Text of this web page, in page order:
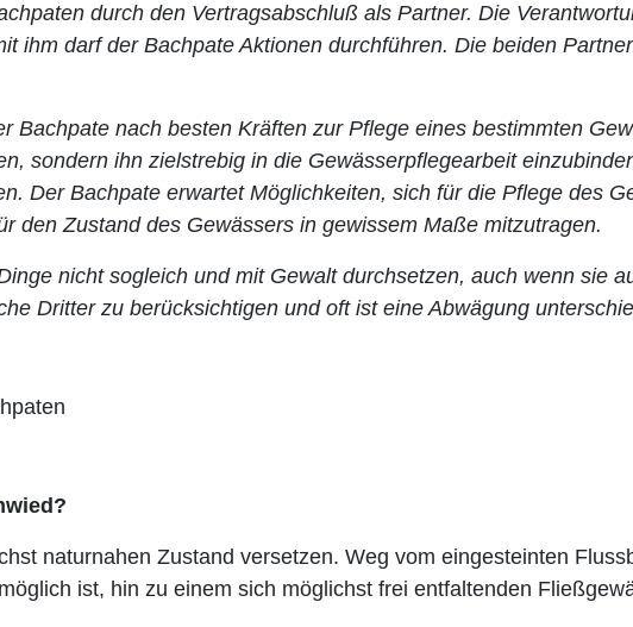
durch den Vertragsabschluß als Partner. Die
ihm darf der Bachpate Aktionen durchführen. Die beiden
Bachpate nach besten Kräften zur Pflege eines bestimmten
sondern ihn zielstrebig in die Gewässerpflegearbeit
Der Bachpate erwartet Möglichkeiten, sich für die Pflege des
den Zustand des Gewässers in gewissem Maße mitzutragen.
nicht sogleich und mit Gewalt durchsetzen, auch wenn sie
Dritter zu berücksichtigen und oft ist eine Abwägung
naturnahen Zustand versetzen. Weg vom eingesteinten
ist, hin zu einem sich möglichst frei entfaltenden